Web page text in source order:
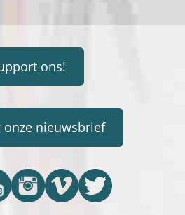
ons!
onze nieuwsbrief